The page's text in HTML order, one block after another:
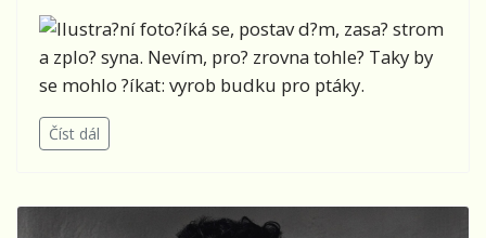
?íká se, postav d?m, zasa? strom
a zplo? syna. Nevím, pro? zrovna tohle? Taky by
se mohlo ?íkat: vyrob budku pro ptáky.
Číst dál